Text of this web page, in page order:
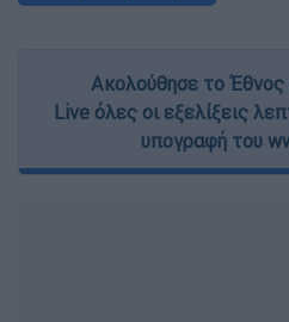
Ακολούθησε το
Live όλες οι εξελίξεις
υπογραφή του